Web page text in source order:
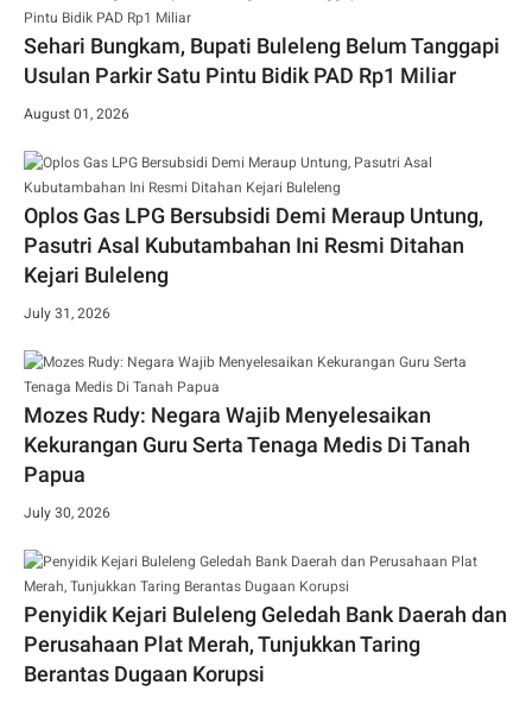
Sehari Bungkam, Bupati Buleleng Belum Tanggapi
Usulan Parkir Satu Pintu Bidik PAD Rp1 Miliar
August 01, 2026
Oplos Gas LPG Bersubsidi Demi Meraup Untung,
Pasutri Asal Kubutambahan Ini Resmi Ditahan
Kejari Buleleng
July 31, 2026
Mozes Rudy: Negara Wajib Menyelesaikan
Kekurangan Guru Serta Tenaga Medis Di Tanah
Papua
July 30, 2026
Penyidik Kejari Buleleng Geledah Bank Daerah dan
Perusahaan Plat Merah, Tunjukkan Taring
Berantas Dugaan Korupsi